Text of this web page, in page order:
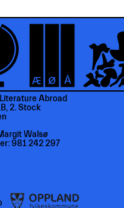
Abroad
2. Stock
Walsø
981 242 297